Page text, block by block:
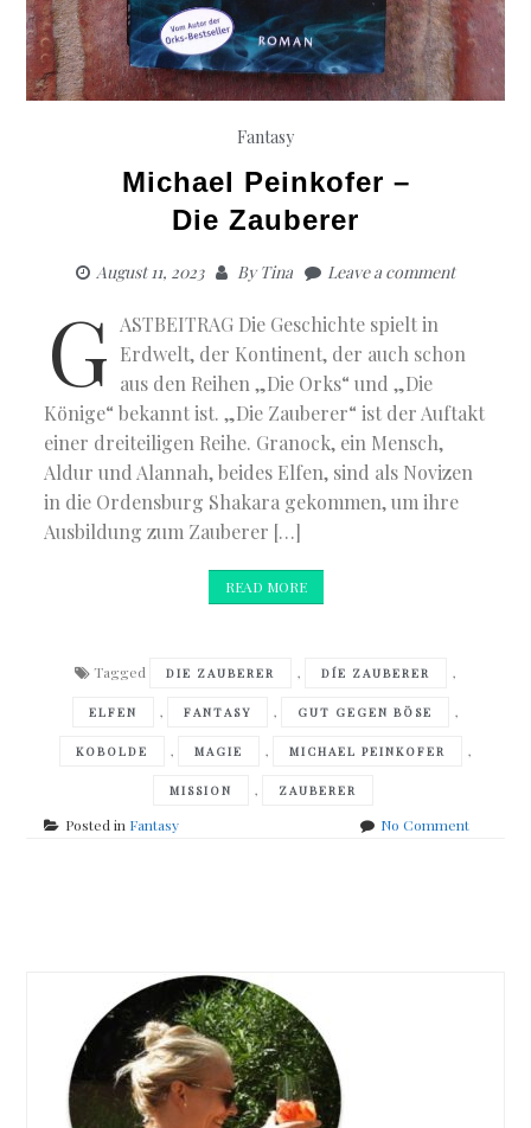
Fantasy
Michael Peinkofer –
Die Zauberer
August 11, 2023 ByTina Leave a comment
G ASTBEITRAG Die Geschichte spielt in
Erdwelt, der Kontinent, der auch schon
aus den Reihen „Die Orks“ und „Die
Könige“ bekannt ist. „Die Zauberer“ ist der Auftakt
einer dreiteiligen Reihe. Granock, ein Mensch,
Aldur und Alannah, beides Elfen, sind als Novizen
in die Ordensburg Shakara gekommen, um ihre
Ausbildung zum Zauberer […]
READ MORE
Tagged DIE ZAUBERER , DÍE ZAUBERER ,
ELFEN , FANTASY , GUT GEGEN BÖSE ,
KOBOLDE , MAGIE , MICHAEL PEINKOFER ,
MISSION , ZAUBERER
Posted in Fantasy No Commenton
navigation